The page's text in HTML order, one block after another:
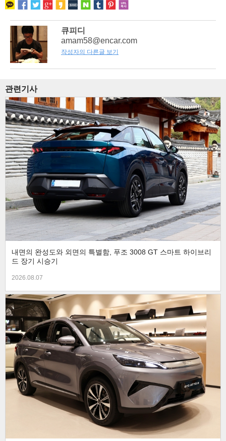
큐피디
amam58@encar.com
작성자의 다른글 보기
관련기사
내면의 완성도와 외면의 특별함, 푸조 3008 GT 스마트 하이브리
드 장기 시승기
2026.08.07